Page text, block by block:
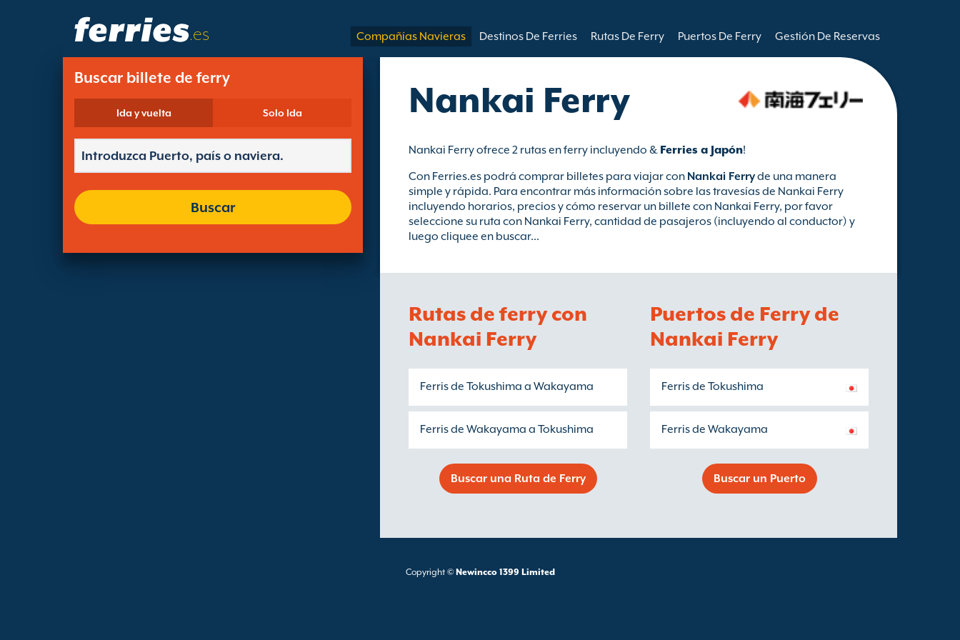
.es Compañías Navieras Destinos De Ferries Rutas De Ferry Puertos De Ferry Gestión De Reservas
Buscar billete de ferry
Ida y vuelta Solo Ida
Buscar
Nankai Ferry
Nankai Ferry ofrece 2 rutas en ferry incluyendo & Ferries a Japón!
Con Ferries.es podrá comprar billetes para viajar con Nankai Ferryde una manera
simple y rápida. Para encontrar más información sobre las travesías de Nankai Ferry
incluyendo horarios, precios y cómo reservar un billete con Nankai Ferry, por favor
seleccione su ruta con Nankai Ferry, cantidad de pasajeros (incluyendo al conductor) y
luego cliquee en buscar...
Rutas de ferry con
Nankai Ferry
Ferris de Tokushima a Wakayama
Ferris de Wakayama a Tokushima
Buscar una Ruta de Ferry
Puertos de Ferry de
Nankai Ferry
Ferris de Tokushima
Ferris de Wakayama
Buscar un Puerto
Copyright © Newincco 1399 Limited